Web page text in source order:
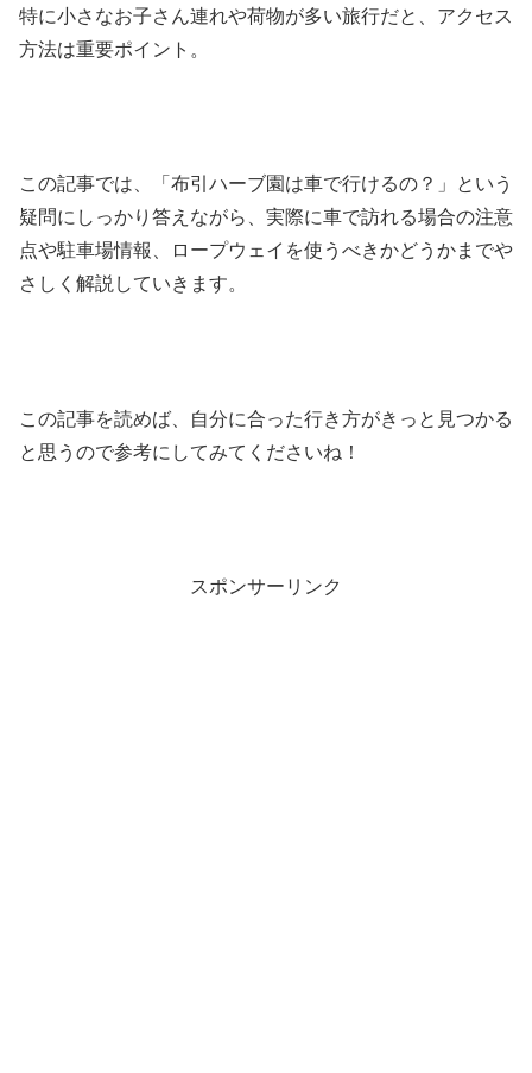
特に小さなお子さん連れや荷物が多い旅行だと、アクセス
方法は重要ポイント。
この記事では、「布引ハーブ園は車で行けるの？」という
疑問にしっかり答えながら、実際に車で訪れる場合の注意
点や駐車場情報、ロープウェイを使うべきかどうかまでや
さしく解説していきます。
この記事を読めば、自分に合った行き方がきっと見つかる
と思うので参考にしてみてくださいね！
スポンサーリンク